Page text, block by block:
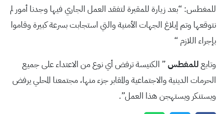
للمغطس: “بعد زيارة للمقبرة لتفقد العمل الجاري فيها وجدنا أمور لم
نتوقعها وتم إبلاغ الجهات الأمنية والتي استجابت بسرعة كبيرة وقاموا
بإجراء اللازم “
وتابع للمغطس ” الكنيسة ترفض أي نوع من الاعتداء على جميع
الحرمات الدينية والاجتماعية والمقابر جزء منها، مجتمعنا المحلي يرفض
ويستنكر ويستهجن هذا العمل”.